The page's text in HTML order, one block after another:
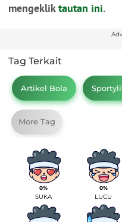
mengekliktautan ini.
Tag Terkait
Artikel Bola
More Tag
0%
SUKA
0%
LUCU